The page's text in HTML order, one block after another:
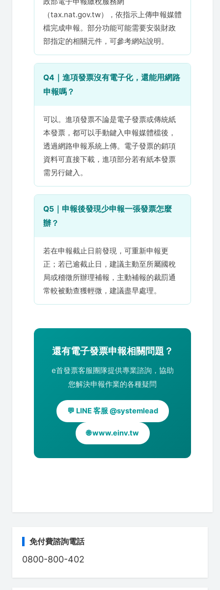
（tax.nat.gov.tw），依指示上傳申報媒體
檔完成申報。部分功能可能需要安裝財政
部指定的相關元件，可參考網站說明。
Q4｜進項發票沒有電子化，還能用網路
申報嗎？
可以。進項發票不論是電子發票或傳統紙
本發票，都可以手動鍵入申報媒體檔後，
透過網路申報系統上傳。電子發票的銷項
資料可直接下載，進項部分若有紙本發票
需另行鍵入。
Q5｜申報後發現少申報一張發票怎麼
辦？
若在申報截止日前發現，可重新申報更
正；若已逾截止日，建議主動至所屬國稅
局或稽徵所辦理補報，主動補報的裁罰通
常較被動查獲輕微，建議盡早處理。
還有電子發票申報相關問題？
e首發票客服團隊提供專業諮詢，協助
您解決申報作業的各種疑問
💬 LINE 客服 @systemlead
🌐 www.einv.tw
免付費諮詢電話
0800-800-402